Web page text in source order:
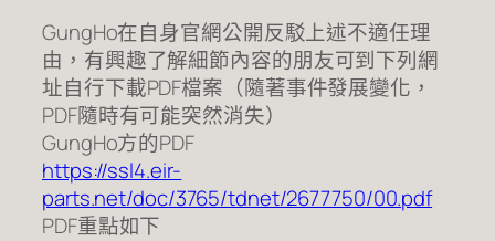
GungHo在自身官網公開反駁上述不適任理
由，有興趣了解細節內容的朋友可到下列網
址自行下載PDF檔案（隨著事件發展變化，
PDF隨時有可能突然消失）
GungHo方的PDF
https://ssl4.eir-
parts.net/doc/3765/tdnet/2677750/00.pdf
PDF重點如下